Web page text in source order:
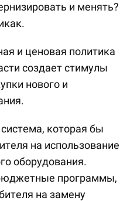
и менять?
и ценовая политика
создает стимулы
нового и
которая бы
на использование
оборудования.
программы,
на замену